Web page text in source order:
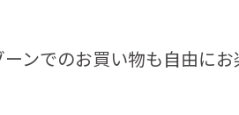
ンでのお買い物も自由に